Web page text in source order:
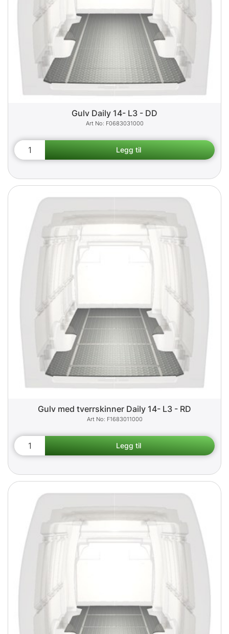
Gulv Daily 14- L3 - DD
F0683031000
Gulv med tverrskinner Daily 14- L3 - RD
F1683011000